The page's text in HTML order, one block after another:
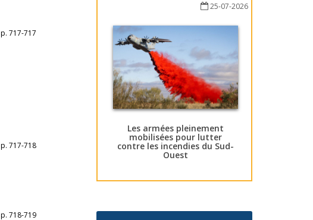
p. 717-717
p. 717-718
p. 718-719
25-07-2026
Les armées pleinement
mobilisées pour lutter
contre les incendies du Sud-
Ouest